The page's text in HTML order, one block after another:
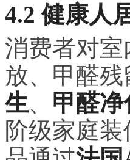
4.2 健康人
消费者对
放、甲醛
生、 甲醛净
阶级家庭